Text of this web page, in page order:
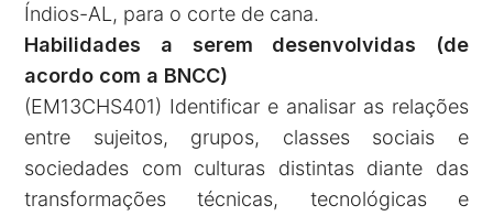
Índios-AL, para o corte de cana.
Habilidades a serem desenvolvidas (de
acordo com a BNCC)
(EM13CHS401) Identificar e analisar as relações
entre sujeitos, grupos, classes sociais e
sociedades com culturas distintas diante das
transformações técnicas, tecnológicas e